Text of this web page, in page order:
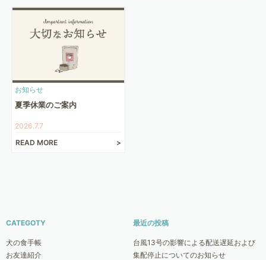
お知らせ
夏季休業のご案内
2026.7.7
READ MORE
CATEGOTY
犬の食手帳
お友達紹介
最近の投稿
台風13号の影響による配送遅延および
集配停止についてのお知らせ